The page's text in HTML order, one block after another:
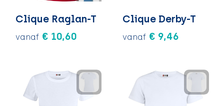
Clique Raglan-T
vanaf € 10,60
Clique Derby-T
vanaf € 9,46